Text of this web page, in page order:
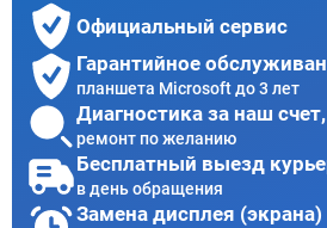
Официальный сервис
Гарантийное
планшета Microsoft до 3 лет
Диагностика за наш счет,
ремонт по желанию
Бесплатный выезд
в день обращения
Замена дисплея